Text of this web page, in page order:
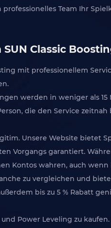
Team Ihr
Classic
mit professionellem
werden in weniger als
die den Service
Unsere Website
Vorgangs garantiert.
Kontos wahren, auch
zu vergleichen und
bis zu 5 % Rabatt
Power Leveling zu